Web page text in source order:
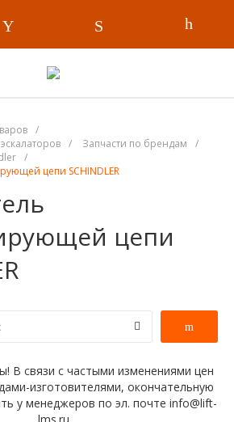
/
/ Запчасти по брендам
/
/
цепи SCHINDLER
цепи
В связи с частыми изменениями цен
изготовителями, окончательную
у менеджеров по эл. почте info@lift-